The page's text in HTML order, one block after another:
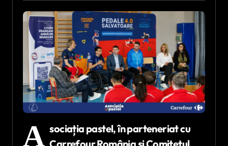
A sociația pastel,în parteneriat cu